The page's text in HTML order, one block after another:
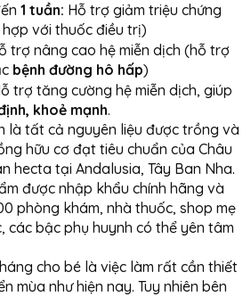
1 tuần: Hỗ trợ giảm triệu chứng
với thuốc điều trị)
trợ nâng cao hệ miễn dịch (hỗ trợ
bệnh đường hô hấp)
trợ tăng cường hệ miễn dịch, giúp
khoẻ mạnh.
là tất cả nguyên liệu được trồng và
hữu cơ đạt tiêu chuẩn của Châu
hecta tại Andalusia, Tây Ban Nha.
được nhập khẩu chính hãng và
phòng khám, nhà thuốc, shop mẹ
các bậc phụ huynh có thể yên tâm
cho bé là việc làm rất cần thiết
mùa như hiện nay. Tuy nhiên bên